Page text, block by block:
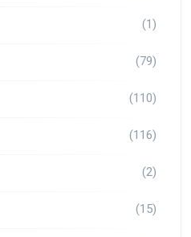
(1)
(79)
(110)
(116)
(2)
(15)